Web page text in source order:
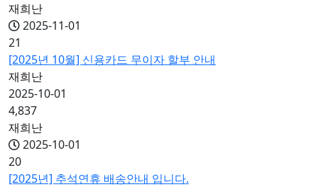
재희난
2025-11-01
21
[2025년 10월] 신용카드 무이자 할부 안내
재희난
2025-10-01
4,837
재희난
2025-10-01
20
[2025년] 추석연휴 배송안내 입니다.